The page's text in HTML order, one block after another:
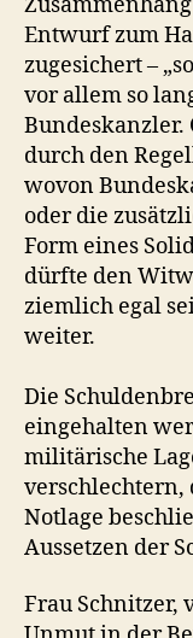
Entwurf zum
zugesichert –
vor allem so
Bundeskanzler.
durch den
wovon
oder die
Form eines
dürfte den
ziemlich egal
weiter.
Die
eingehalten
militärische
verschlechtern,
Notlage
Aussetzen der
Frau Schnitzer,